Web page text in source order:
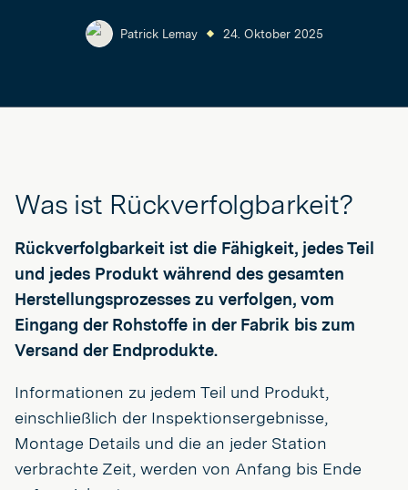
Patrick Lemay 24. Oktober 2025
Was ist Rückverfolgbarkeit?
Rückverfolgbarkeit ist die Fähigkeit, jedes Teil
und jedes Produkt während des gesamten
Herstellungsprozesses zu verfolgen, vom
Eingang der Rohstoffe in der Fabrik bis zum
Versand der Endprodukte.
Informationen zu jedem Teil und Produkt,
einschließlich der Inspektionsergebnisse,
Montage Details und die an jeder Station
verbrachte Zeit, werden von Anfang bis Ende